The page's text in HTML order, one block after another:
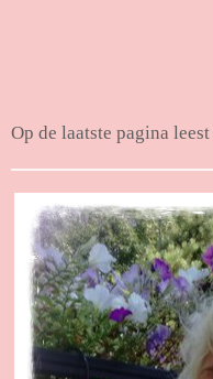
Op de laatste pagina